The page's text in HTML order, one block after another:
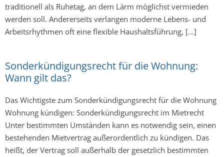
traditionell als Ruhetag, an dem Lärm möglichst vermieden
werden soll. Andererseits verlangen moderne Lebens- und
Arbeitsrhythmen oft eine flexible Haushaltsführung, […]
Sonderkündigungsrecht für die Wohnung:
Wann gilt das?
Das Wichtigste zum Sonderkündigungsrecht für die Wohnung
Wohnung kündigen: Sonderkündigungsrecht im Mietrecht
Unter bestimmten Umständen kann es notwendig sein, einen
bestehenden Mietvertrag außerordentlich zu kündigen. Das
heißt, der Vertrag soll außerhalb der gesetzlich bestimmten